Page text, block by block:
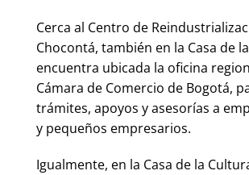
Cerca al Centro de
Chocontá, también en la Casa de
encuentra ubicada la oficina
Cámara de Comercio de Bogotá,
trámites, apoyos y asesorías a
y pequeños empresarios.
Igualmente, en la Casa de la